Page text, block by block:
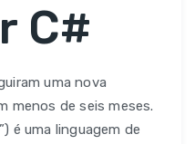
C#
uma nova
menos de seis meses.
é uma linguagem de